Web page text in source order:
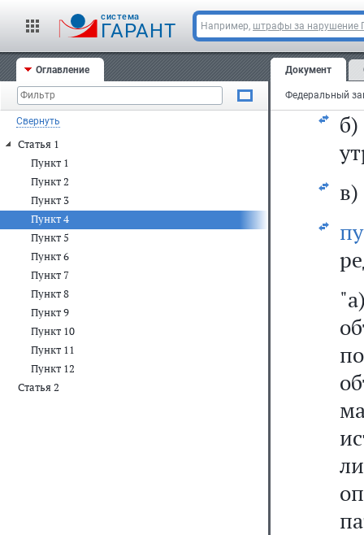
cистема
ГАРАНТ Например, штрафы за нарушение
Оглавление
Свернуть
Статья 1
Пункт 1
Пункт 2
Пункт 3
Пункт 4
Пункт 5
Пункт 6
Пункт 7
Пункт 8
Пункт 9
Пункт 10
Пункт 11
Пункт 12
Статья 2
Документ